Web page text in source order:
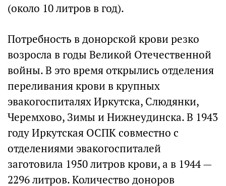
(около 10 литров в год).
Потребность в донорской крови резко
возросла в годы Великой Отечественной
войны. В это время открылись отделения
переливания крови в крупных
эвакогоспиталях Иркутска, Слюдянки,
Черемхово, Зимы и Нижнеудинска. В 1943
году Иркутская ОСПК совместно с
отделениями эвакогоспиталей
заготовила 1950 литров крови, а в 1944 —
2296 литров. Количество доноров